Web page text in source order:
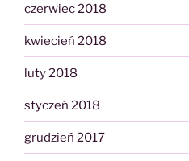
czerwiec 2018
kwiecień 2018
luty 2018
styczeń 2018
grudzień 2017